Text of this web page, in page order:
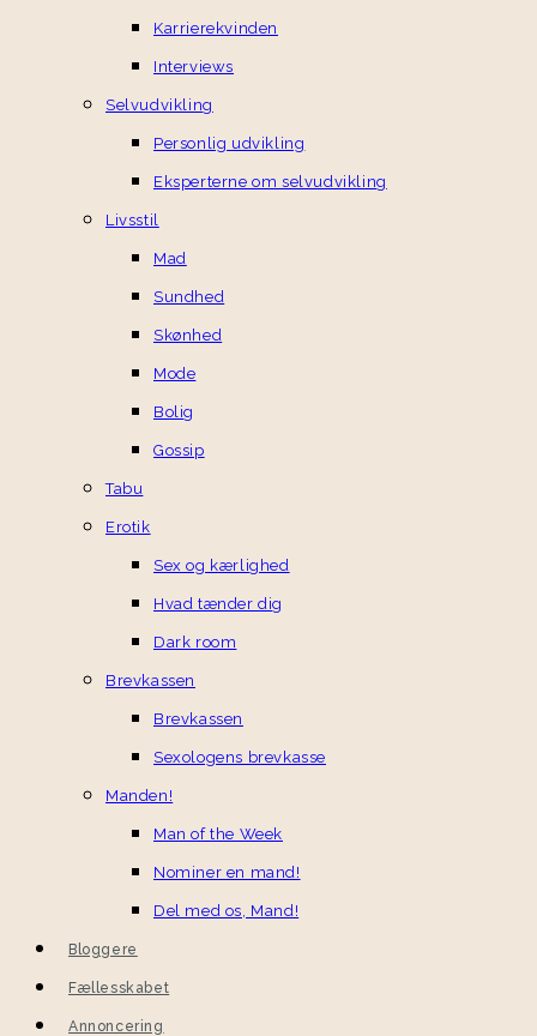
Karrierekvinden
Interviews
Selvudvikling
Personlig udvikling
Eksperterne om selvudvikling
Livsstil
Mad
Sundhed
Skønhed
Mode
Bolig
Gossip
Tabu
Erotik
Sex og kærlighed
Hvad tænder dig
Dark room
Brevkassen
Brevkassen
Sexologens brevkasse
Manden!
Man of the Week
Nominer en mand!
Del med os, Mand!
Bloggere
Fællesskabet
Annoncering